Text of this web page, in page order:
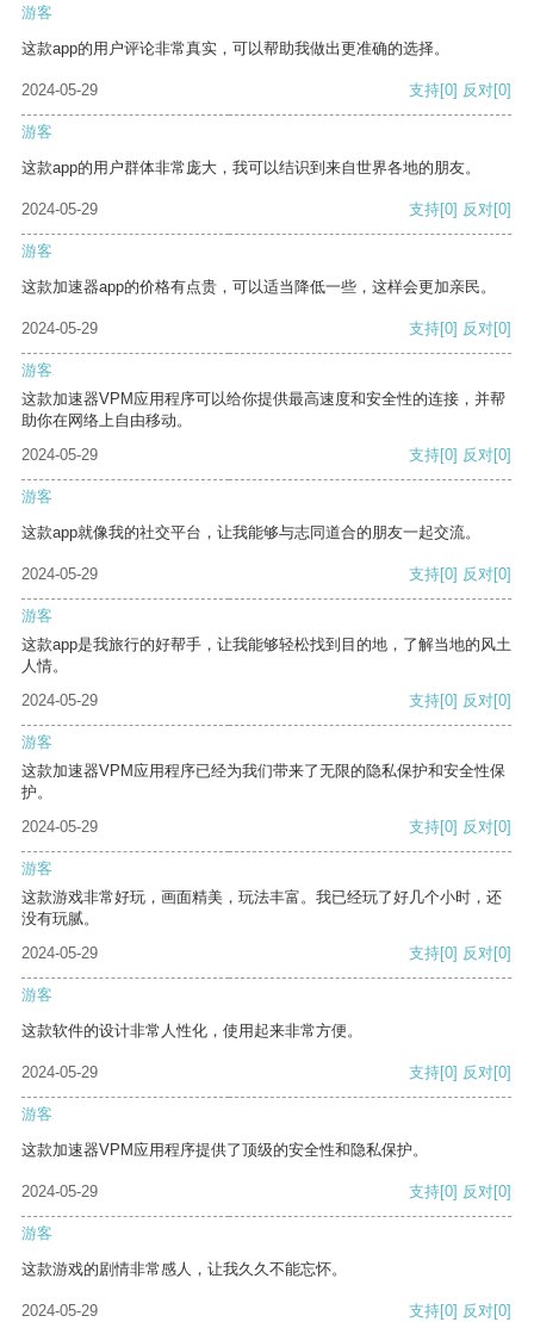
游客
这款app的用户评论非常真实，可以帮助我做出更准确的选择。
2024-05-29 支持[0] 反对[0]
游客
这款app的用户群体非常庞大，我可以结识到来自世界各地的朋友。
2024-05-29 支持[0] 反对[0]
游客
这款加速器app的价格有点贵，可以适当降低一些，这样会更加亲民。
2024-05-29 支持[0] 反对[0]
游客
这款加速器VPM应用程序可以给你提供最高速度和安全性的连接，并帮
助你在网络上自由移动。
2024-05-29
支持[0] 反对[0]
游客
这款app就像我的社交平台，让我能够与志同道合的朋友一起交流。
2024-05-29 支持[0] 反对[0]
游客
这款app是我旅行的好帮手，让我能够轻松找到目的地，了解当地的风土
人情。
2024-05-29
支持[0] 反对[0]
游客
这款加速器VPM应用程序已经为我们带来了无限的隐私保护和安全性保
护。
2024-05-29
支持[0] 反对[0]
游客
这款游戏非常好玩，画面精美，玩法丰富。我已经玩了好几个小时，还
没有玩腻。
2024-05-29
支持[0] 反对[0]
游客
这款软件的设计非常人性化，使用起来非常方便。
2024-05-29 支持[0] 反对[0]
游客
这款加速器VPM应用程序提供了顶级的安全性和隐私保护。
2024-05-29 支持[0] 反对[0]
游客
这款游戏的剧情非常感人，让我久久不能忘怀。
2024-05-29 支持[0] 反对[0]